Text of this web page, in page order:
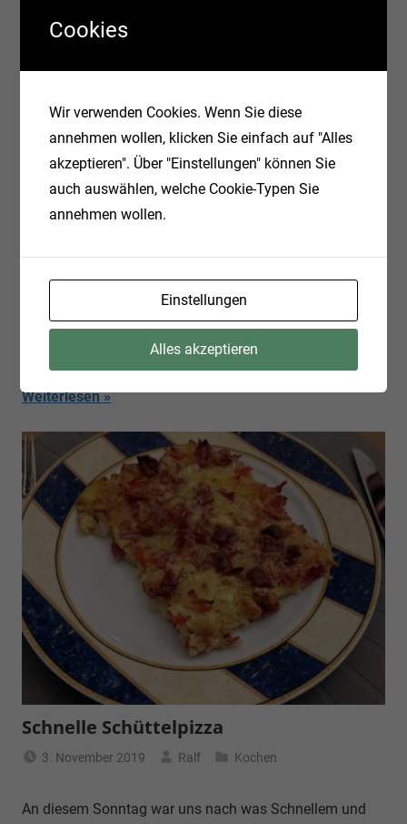
Superschnelle Pizzabrötchen
Bei diesem Wahnsinnsschnee und dem wunderbaren
Sonnenschein sollte es schnell gehen und dieses Rezept
hält, was der Name verspricht.
Weiterlesen
Schnelle Schüttelpizza
3. November 2019 Ralf Kochen
An diesem Sonntag war uns nach was Schnellem und
Cookies
Wir verwenden Cookies. Wenn Sie diese
annehmen wollen, klicken Sie einfach auf "Alles
akzeptieren". Über "Einstellungen" können Sie
auch auswählen, welche Cookie-Typen Sie
annehmen wollen.
Einstellungen
Alles akzeptieren